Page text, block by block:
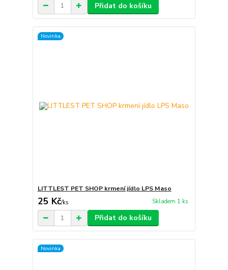
Přidat do košíku
Novinka
LITTLEST PET SHOP krmení jídlo LPS Maso
25 Kč/ks Skladem 1 ks
Přidat do košíku
Novinka